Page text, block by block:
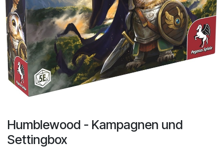
Humblewood - Kampagnen und
Settingbox